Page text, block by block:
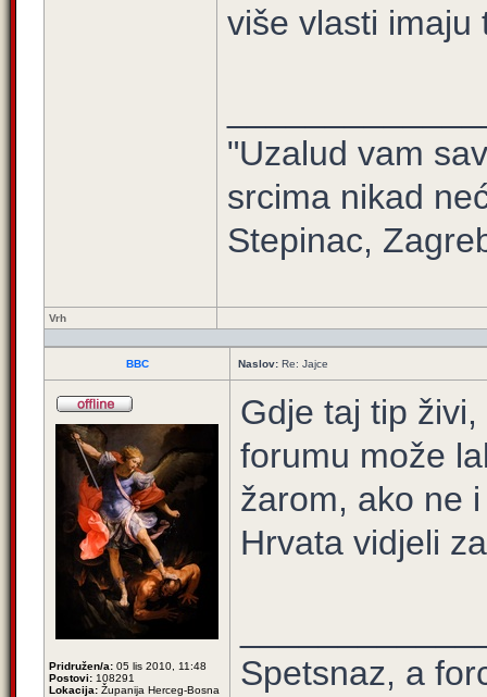
više vlasti imaju
"Uzalud vam
srcima nikad
Stepinac,
Vrh
BBC Naslov: Re: Jajce
Pridružen/a: 05 lis 2010, 11:48
Postovi: 108291
Lokacija: Županija Herceg-Bosna
Gdje taj tip
forumu može
žarom, ako ne
Hrvata vidjeli
Spetsnaz, a